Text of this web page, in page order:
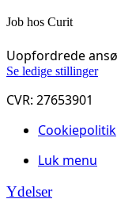
Job hos Curit
Uopfordrede
Se ledige stillinger
CVR: 27653901
Cookiepolitik
Luk menu
Ydelser